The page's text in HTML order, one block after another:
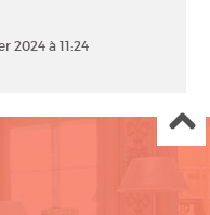
2024 à 11:24